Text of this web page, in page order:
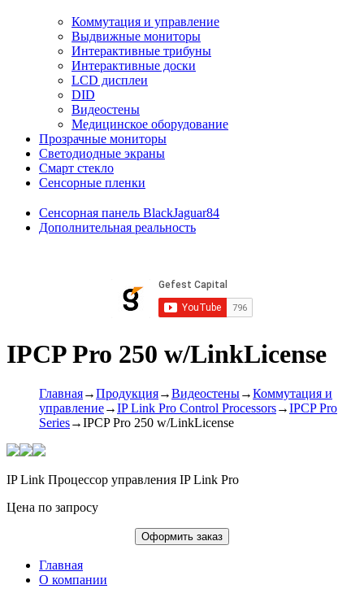
Коммутация и управление
Выдвижные мониторы
Интерактивные трибуны
Интерактивные доски
LCD дисплеи
DID
Видеостены
Медицинское оборудование
Прозрачные мониторы
Светодиодные экраны
Смарт стекло
Сенсорные пленки
Сенсорная панель BlackJaguar84
Дополнительная реальность
IPCP Pro 250 w/LinkLicense
Главная→Продукция→Видеостены→Коммутация и
управление→IP Link Pro Control Processors→IPCP Pro
Series→IPCP Pro 250 w/LinkLicense
IP Link Процессор управления IP Link Pro
Цена по запросу
Главная
О компании